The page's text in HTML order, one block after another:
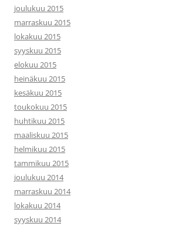
joulukuu 2015
marraskuu 2015
lokakuu 2015
syyskuu 2015
elokuu 2015
heinäkuu 2015
kesäkuu 2015
toukokuu 2015
huhtikuu 2015
maaliskuu 2015
helmikuu 2015
tammikuu 2015
joulukuu 2014
marraskuu 2014
lokakuu 2014
syyskuu 2014